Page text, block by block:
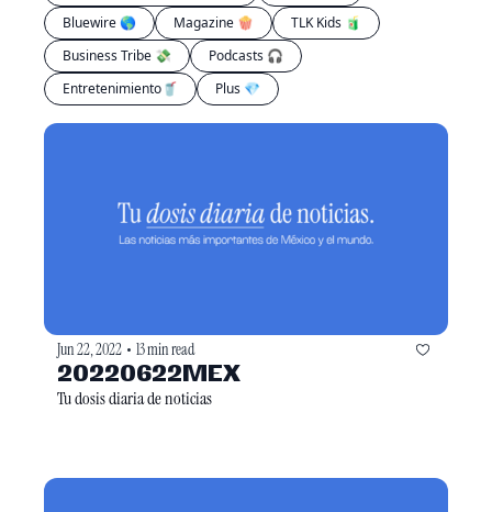
Bluewire 🌎
Magazine 🍿
TLK Kids 🧃
Business Tribe 💸
Podcasts 🎧
Entretenimiento🥤
Plus 💎
Jun 22, 2022 • 13 min read
20220622MEX
Tu dosis diaria de noticias